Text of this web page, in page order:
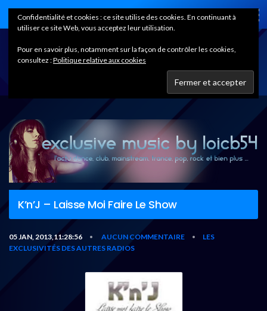
Home
K’n’J – Laisse Moi Faire Le Show
05 JAN, 2013,11:28:56 • AUCUN COMMENTAIRE •
LES
EXCLUSIVITÉS DES AUTRES RADIOS
Confidentialité et cookies : ce site utilise des cookies. En continuant à
utiliser ce site Web, vous acceptez leur utilisation.
Pour en savoir plus, notamment sur la façon de contrôler les cookies,
consultez :Politique relative aux cookies